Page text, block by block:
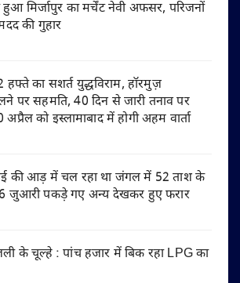
मिर्जापुर का मर्चेंट नेवी अफसर, परिजनों
की गुहार
हफ्ते का सशर्त युद्धविराम, हॉरमुज़
पर सहमति, 40 दिन से जारी तनाव पर
अप्रैल को इस्लामाबाद में होगी अहम वार्ता
की आड़ में चल रहा था जंगल में 52 ताश के
6 जुआरी पकड़े गए अन्य देखकर हुए फरार
के चूल्हे : पांच हजार में बिक रहा LPG का